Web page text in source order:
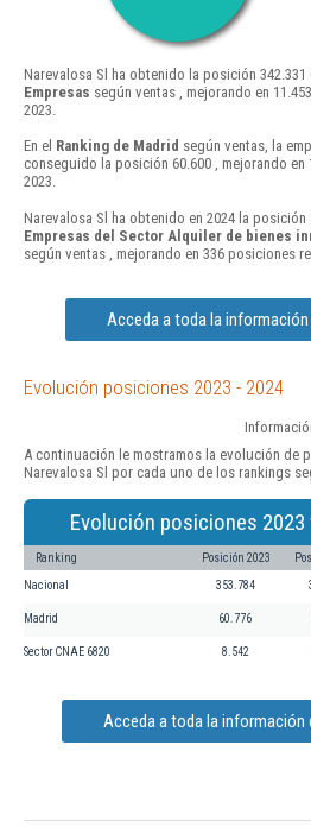
Narevalosa Sl ha obtenido la posición 342.331
Empresas según ventas , mejorando en
2023.
En el Ranking de Madrid según ventas, la
conseguido la posición 60.600 , mejorando
2023.
Narevalosa Sl ha obtenido en 2024 la posición
Empresas del Sector Alquiler de bienes
según ventas , mejorando en 336 posiciones
Acceda a toda la información
Evolución posiciones 2023 - 2024
A continuación le mostramos la evolución de
Narevalosa Sl por cada uno de los rankings
Evolución posiciones
Ranking Posición 2023
Nacional 353.784
Madrid 60.776
Sector CNAE 6820 8.542
Acceda a toda la información